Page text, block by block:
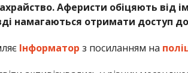
Аферисти обіцяють від
намагаються отримати доступ
Інформатор з посиланням на